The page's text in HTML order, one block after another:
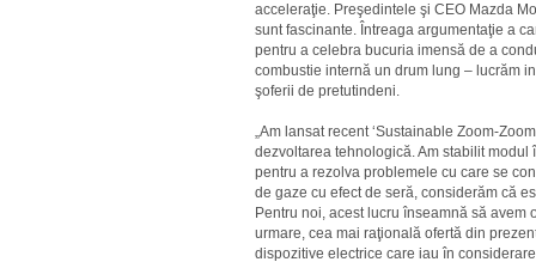
acceleraţie. Preşedintele şi CEO Mazda
sunt fascinante. Întreaga argumentaţie a
pentru a celebra bucuria imensă de a
combustie internă un drum lung – lucrăm
şoferii de pretutindeni.
„Am lansat recent ‘Sustainable Zoom-
dezvoltarea tehnologică. Am stabilit
pentru a rezolva problemele cu care se
de gaze cu efect de seră, considerăm că
Pentru noi, acest lucru înseamnă să
urmare, cea mai raţională ofertă din
dispozitive electrice care iau în